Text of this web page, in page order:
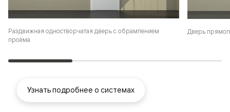
Раздвижная одностворчатая дверь с обрамлением
проёма
Дверь
Узнать подробнее о системах